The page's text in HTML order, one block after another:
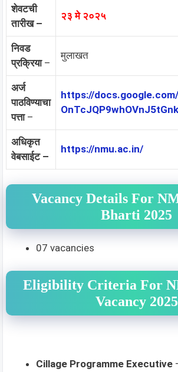
शेवटची
तारीख –
२३ मे २०२५
निवड
प्रक्रिया–
मुलाखत
अर्ज
पाठविण्याचा
पत्ता–
https://
अधिकृत
वेबसाईट –
https://nmu.ac.in/
Vacancy Details For
Bharti 2025
07 vacancies
Eligibility Criteria For
Vacancy 2025
Cillage Programme Executive